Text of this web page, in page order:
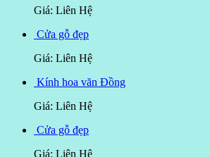
Giá: Liên Hệ
Cửa gỗ đẹp
Giá: Liên Hệ
Kính hoa văn Đồng
Giá: Liên Hệ
Cửa gỗ đẹp
Giá: Liên Hệ